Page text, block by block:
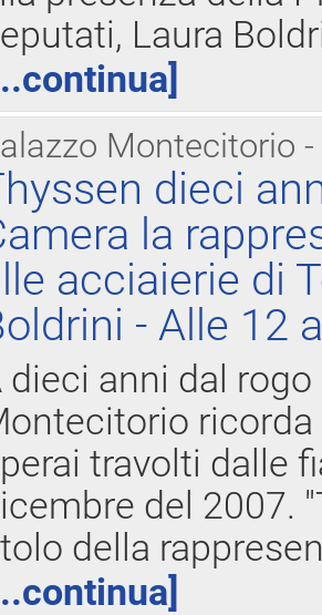
Laura
Montecitorio
dieci
la
acciaierie di
- Alle 12
dieci anni dal
travolti dalle
del 2007.
della